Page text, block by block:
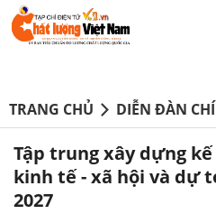
TRANG CHỦ DIỄN ĐÀN
Tập trung xây dựng
kinh tế - xã hội và dự
2027